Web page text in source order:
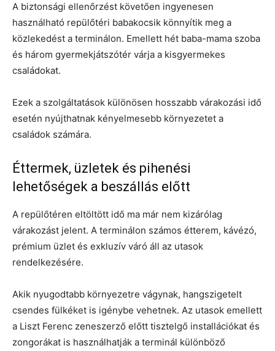
A biztonsági ellenőrzést követően ingyenesen
használható repülőtéri babakocsik könnyítik meg a
közlekedést a terminálon. Emellett hét baba-mama szoba
és három gyermekjátszótér várja a kisgyermekes
családokat.
Ezek a szolgáltatások különösen hosszabb várakozási idő
esetén nyújthatnak kényelmesebb környezetet a
családok számára.
Éttermek, üzletek és pihenési
lehetőségek a beszállás előtt
A repülőtéren eltöltött idő ma már nem kizárólag
várakozást jelent. A terminálon számos étterem, kávézó,
prémium üzlet és exkluzív váró áll az utasok
rendelkezésére.
Akik nyugodtabb környezetre vágynak, hangszigetelt
csendes fülkéket is igénybe vehetnek. Az utasok emellett
a Liszt Ferenc zeneszerző előtt tisztelgő installációkat és
zongorákat is használhatják a terminál különböző